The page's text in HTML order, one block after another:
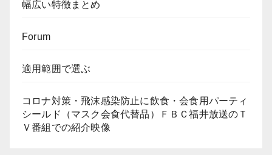
幅広い特徴まとめ
Forum
適用範囲で選ぶ
コロナ対策・飛沫感染防止に飲食・会食用パーティ
シールド（マスク会食代替品）ＦＢＣ福井放送のＴ
Ｖ番組での紹介映像